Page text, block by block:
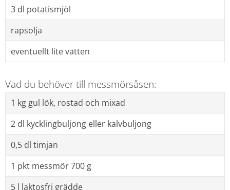
3 dl potatismjöl
rapsolja
eventuellt lite vatten
Vad du behöver till messmörsåsen:
1 kg gul lök, rostad och mixad
2 dl kycklingbuljong eller kalvbuljong
0,5 dl timjan
1 pkt messmör 700 g
5 l laktosfri grädde